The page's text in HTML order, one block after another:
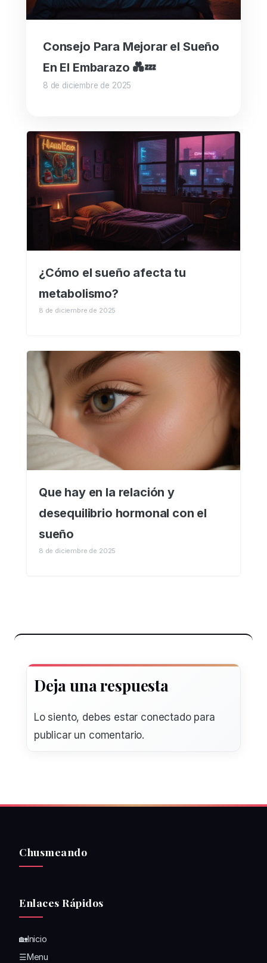
Consejo Para Mejorar el Sueño
En El Embarazo 💑💤
8 de diciembre de 2025
¿Cómo el sueño afecta tu
metabolismo?
8 de diciembre de 2025
Que hay en la relación y
desequilibrio hormonal con el
sueño
8 de diciembre de 2025
Deja una respuesta
Lo siento, debes estar conectadopara
publicar un comentario.
Chusmeando
Enlaces Rápidos
🏡Inicio
☰Menu